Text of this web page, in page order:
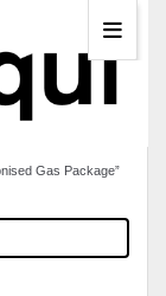
Gas Package”